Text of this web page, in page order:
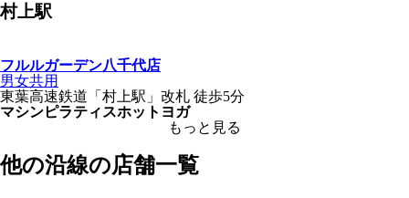
村上駅
フルルガーデン八千代店
男女共用
東葉高速鉄道 「 村上駅 」 改札 徒歩5分
マシンピラティスホットヨガ
もっと見る
他の沿線の店舗一覧